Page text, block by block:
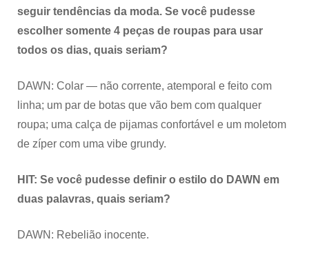
seguir tendências da moda. Se você pudesse
escolher somente 4 peças de roupas para usar
todos os dias, quais seriam?
DAWN: Colar — não corrente, atemporal e feito com
linha; um par de botas que vão bem com qualquer
roupa; uma calça de pijamas confortável e um moletom
de zíper com uma vibe grundy.
HIT: Se você pudesse definir o estilo do DAWN em
duas palavras, quais seriam?
DAWN: Rebelião inocente.